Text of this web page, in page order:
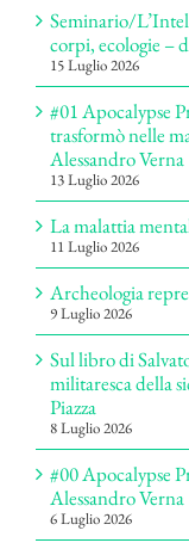
Seminario/
corpi, ecologie –
15 Luglio 2026
#01 Apocalypse
trasformò nelle
Alessandro Verna
13 Luglio 2026
La malattia
11 Luglio 2026
Archeologia
9 Luglio 2026
Sul libro di
militaresca della
Piazza
8 Luglio 2026
#00 Apocalypse
Alessandro Verna
6 Luglio 2026